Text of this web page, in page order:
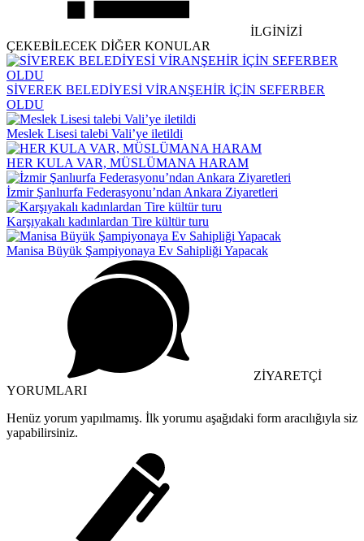
İLGİNİZİ
ÇEKEBİLECEK DİĞER KONULAR
SİVEREK BELEDİYESİ VİRANŞEHİR İÇİN SEFERBER
OLDU
Meslek Lisesi talebi Vali’ye iletildi
HER KULA VAR, MÜSLÜMANA HARAM
İzmir Şanlıurfa Federasyonu’ndan Ankara Ziyaretleri
Karşıyakalı kadınlardan Tire kültür turu
Manisa Büyük Şampiyonaya Ev Sahipliği Yapacak
ZİYARETÇİ
YORUMLARI
Henüz yorum yapılmamış. İlk yorumu aşağıdaki form aracılığıyla siz
yapabilirsiniz.